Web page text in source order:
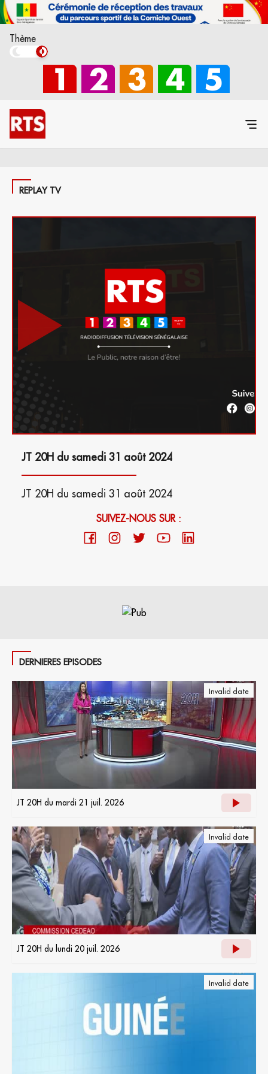
Thème
REPLAY TV
JT 20H du samedi 31 août 2024
JT 20H du samedi 31 août 2024
SUIVEZ-NOUS SUR :
DERNIERES EPISODES
Invalid date
JT 20H du mardi 21 juil. 2026
Invalid date
JT 20H du lundi 20 juil. 2026
Invalid date